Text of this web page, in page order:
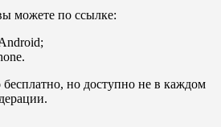
можете по ссылке:
но доступно не в каждом